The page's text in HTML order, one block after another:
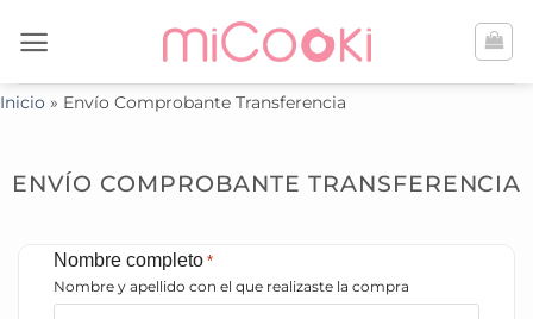
Inicio » Envío Comprobante Transferencia
ENVÍO COMPROBANTE TRANSFERENCIA
Nombre completo *
Nombre y apellido con el que realizaste la compra